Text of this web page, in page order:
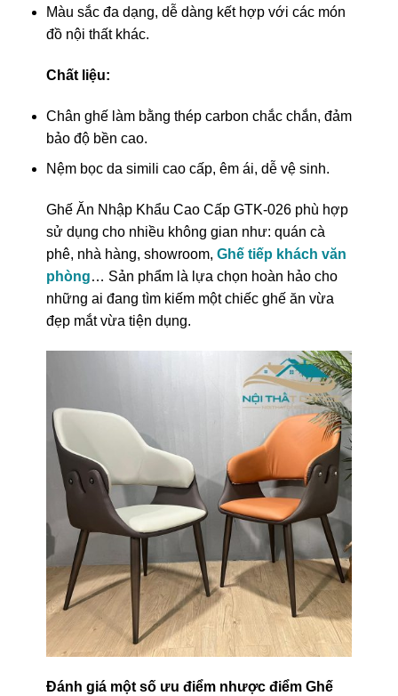
Màu sắc đa dạng, dễ dàng kết hợp với các món
đồ nội thất khác.
Chất liệu:
Chân ghế làm bằng thép carbon chắc chắn, đảm
bảo độ bền cao.
Nệm bọc da simili cao cấp, êm ái, dễ vệ sinh.
Ghế Ăn Nhập Khẩu Cao Cấp GTK-026 phù hợp
sử dụng cho nhiều không gian như: quán cà
phê, nhà hàng, showroom, Ghế tiếp khách văn
phòng… Sản phẩm là lựa chọn hoàn hảo cho
những ai đang tìm kiếm một chiếc ghế ăn vừa
đẹp mắt vừa tiện dụng.
Đánh giá một số ưu điểm nhược điểm Ghế